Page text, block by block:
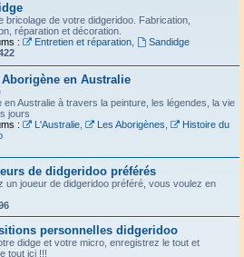
bricolage de votre didgeridoo. Fabrication,
réparation et décoration.
:
Entretien et réparation,
Sandidge
en Australie
en Australie à travers la peinture, les légendes, la vie
jours
:
L'Australie, Les Aborigènes
Histoire du
de didgeridoo préférés
un joueur de didgeridoo préféré, vous voulez en
personnelles didgeridoo
didge et votre micro, enregistrez le tout et
tout ici !!!